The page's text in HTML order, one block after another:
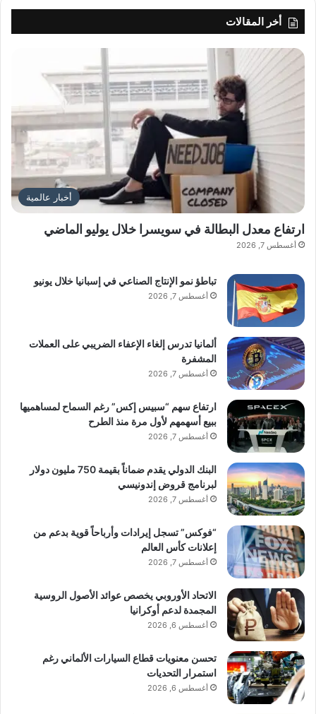
أخر المقالات
أخبار عالمية
ارتفاع معدل البطالة في سويسرا خلال يوليو الماضي
أغسطس 7, 2026
تباطؤ نمو الإنتاج الصناعي في إسبانيا خلال يونيو
أغسطس 7, 2026
ألمانيا تدرس إلغاء الإعفاء الضريبي على العملات
المشفرة
أغسطس 7, 2026
ارتفاع سهم “سبيس إكس” رغم السماح لمساهميها
ببيع أسهمهم لأول مرة منذ الطرح
أغسطس 7, 2026
البنك الدولي يقدم ضماناً بقيمة 750 مليون دولار
لبرنامج قروض إندونيسي
أغسطس 7, 2026
“فوكس” تسجل إيرادات وأرباحاً قوية بدعم من
إعلانات كأس العالم
أغسطس 7, 2026
الاتحاد الأوروبي يخصص عوائد الأصول الروسية
المجمدة لدعم أوكرانيا
أغسطس 6, 2026
تحسن معنويات قطاع السيارات الألماني رغم
استمرار التحديات
أغسطس 6, 2026